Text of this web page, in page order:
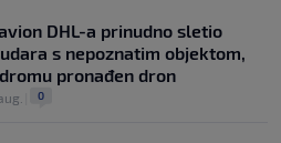
DHL-a prinudno sletio
s nepoznatim objektom,
pronađen dron
0